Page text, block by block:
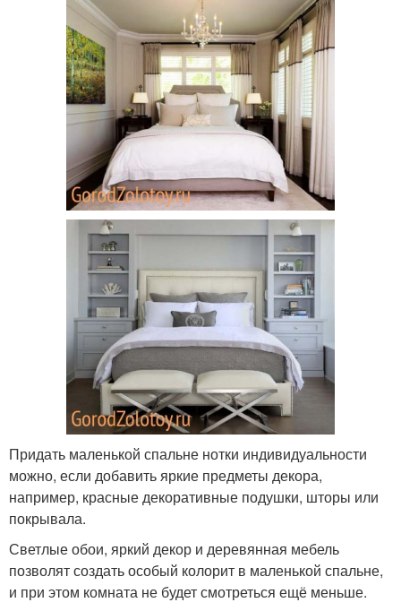
Придать маленькой спальне нотки индивидуальности
можно, если добавить яркие предметы декора,
например, красные декоративные подушки, шторы или
покрывала.
Светлые обои, яркий декор и деревянная мебель
позволят создать особый колорит в маленькой спальне,
и при этом комната не будет смотреться ещё меньше.